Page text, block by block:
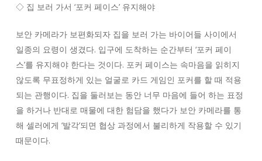
◇ 집 보러 가서 ‘포커 페이스’ 유지해야
보안 카메라가 보편화되자 집을 보러 가는 바이어들 사이에서
일종의 요령이 생겼다. 입구에 도착하는 순간부터 ‘포커 페이
스’를 유지해야 한다는 것이다. 포커 페이스는 속마음을 읽히지
않도록 무표정하게 있는 얼굴로 카드 게임인 포커를 할 때 적용
되는 관행이다. 집을 둘러보는 동안 너무 마음에 들어 하는 표정
을 하거나 반대로 매물에 대한 험담을 했다가 보안 카메라를 통
해 셀러에게 ‘발각’되면 협상 과정에서 불리하게 작용할 수 있기
때문이다.